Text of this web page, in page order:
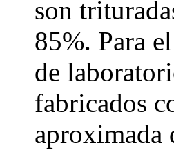
son
85%. Para
de
fabricados
aproximada